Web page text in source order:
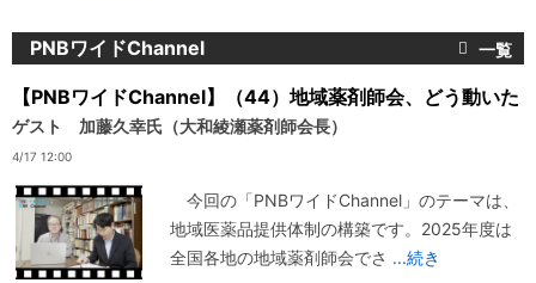
PNBワイドChannel
【PNBワイドChannel】（44）地域薬剤師会、どう動いた
ゲスト 加藤久幸氏（大和綾瀬薬剤師会長）
4/17 12:00
今回の「PNBワイドChannel」のテーマは、
地域医薬品提供体制の構築です。2025年度は
全国各地の地域薬剤師会でさ ...続き